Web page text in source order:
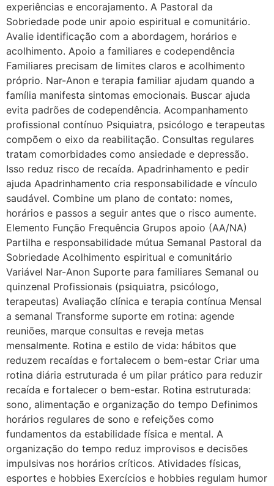
experiências e encorajamento. A Pastoral da
Sobriedade pode unir apoio espiritual e comunitário.
Avalie identificação com a abordagem, horários e
acolhimento. Apoio a familiares e codependência
Familiares precisam de limites claros e acolhimento
próprio. Nar-Anon e terapia familiar ajudam quando a
família manifesta sintomas emocionais. Buscar ajuda
evita padrões de codependência. Acompanhamento
profissional contínuo Psiquiatra, psicólogo e terapeutas
compõem o eixo da reabilitação. Consultas regulares
tratam comorbidades como ansiedade e depressão.
Isso reduz risco de recaída. Apadrinhamento e pedir
ajuda Apadrinhamento cria responsabilidade e vínculo
saudável. Combine um plano de contato: nomes,
horários e passos a seguir antes que o risco aumente.
Elemento Função Frequência Grupos apoio (AA/NA)
Partilha e responsabilidade mútua Semanal Pastoral da
Sobriedade Acolhimento espiritual e comunitário
Variável Nar-Anon Suporte para familiares Semanal ou
quinzenal Profissionais (psiquiatra, psicólogo,
terapeutas) Avaliação clínica e terapia contínua Mensal
a semanal Transforme suporte em rotina: agende
reuniões, marque consultas e reveja metas
mensalmente. Rotina e estilo de vida: hábitos que
reduzem recaídas e fortalecem o bem-estar Criar uma
rotina diária estruturada é um pilar prático para reduzir
recaída e fortalecer o bem-estar. Rotina estruturada:
sono, alimentação e organização do tempo Definimos
horários regulares de sono e refeições como
fundamentos da estabilidade física e mental. A
organização do tempo reduz improvisos e decisões
impulsivas nos horários críticos. Atividades físicas,
esportes e hobbies Exercícios e hobbies regulam humor